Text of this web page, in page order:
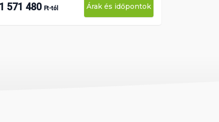
571 480 Ft-tól Árak és időpontok